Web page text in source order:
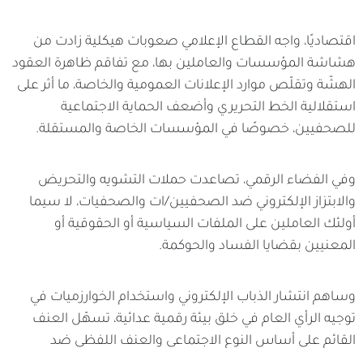
اقتصاديًا، واجه القطاع الإعلامي صعوبات هيكلية زادت من
هشاشة المؤسسات والعاملين بها، مع تفاقم ظاهرة العقود
الهشّة وتقلّص موارد الإعلانات العمومية والخاصة، ما أثر على
استقلالية الخط التحريري وأضعف الحماية الاجتماعية
للصحفيين، خصوصًا في المؤسسات الخاصة والمستقلة.
وفي الفضاء الرقمي، تصاعدت حملات التشويه والتحريض
والابتزاز الإلكتروني ضد الصحفيين/ات والصحفيات، لا سيما
أولئك العاملين على الملفات السياسية أو الحقوقية أو
المعنيين بقضايا الفساد والحوكمة.
وساهم انتشار الذباب الإلكتروني واستخدام الخوارزميات في
توجيه الرأي العام في خلق بيئة رقمية عدائية، تسهّل العنف
القائم على أساس النوع الاجتماعي والعنف اللفظي ضد